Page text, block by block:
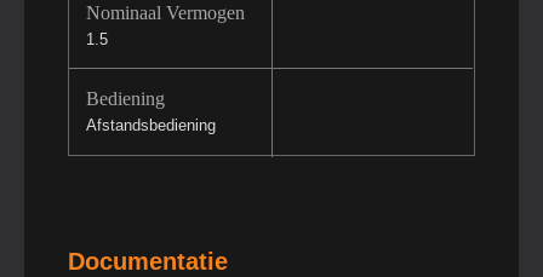
Nominaal Vermogen
1.5
Bediening
Afstandsbediening
Documentatie